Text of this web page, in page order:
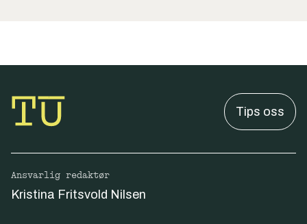
Tips oss
Ansvarlig redaktør
Kristina Fritsvold Nilsen